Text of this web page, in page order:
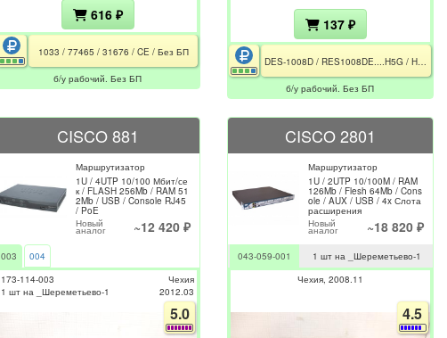
616 ₽
1033 / 77465 / 31676 / CE / Без БП
б/у рабочий. Без БП
137 ₽
б/у рабочий. Без БП
CISCO 881
Маршрутизатор
1U / 4UTP 10/100 Мбит/се
к / FLASH 256Mb / RAM 51
2Mb / USB / Console RJ45
/ PoE
Новый
аналог ~12 420 ₽
003
004
173-114-003
1 шт на _Шереметьево-1
Чехия
2012.03
5.0
CISCO 2801
Маршрутизатор
1U / 2UTP 10/100M / RAM
126Mb / Flesh 64Mb / Cons
ole / AUX / USB / 4x Слота
расширения
Новый
аналог ~18 820 ₽
043-059-001
1 шт на _Шереметьево-1
Чехия 2008.11
4.5